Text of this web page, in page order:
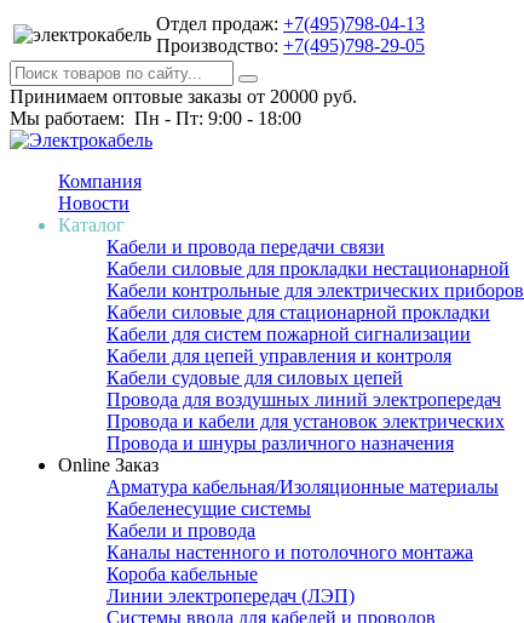
Отдел продаж: +7(495)798-04-13
Производство: +7(495)798-29-05
Принимаем оптовые заказы от 20000 руб.
Мы работаем: Пн - Пт: 9:00 - 18:00
Компания
Новости
Каталог
Кабели и провода передачи связи
Кабели силовые для прокладки нестационарной
Кабели контрольные для электрических приборов
Кабели силовые для стационарной прокладки
Кабели для систем пожарной сигнализации
Кабели для цепей управления и контроля
Кабели судовые для силовых цепей
Провода для воздушных линий электропередач
Провода и кабели для установок электрических
Провода и шнуры различного назначения
Online Заказ
Арматура кабельная/Изоляционные материалы
Кабеленесущие системы
Кабели и провода
Каналы настенного и потолочного монтажа
Короба кабельные
Линии электропередач (ЛЭП)
Системы ввода для кабелей и проводов